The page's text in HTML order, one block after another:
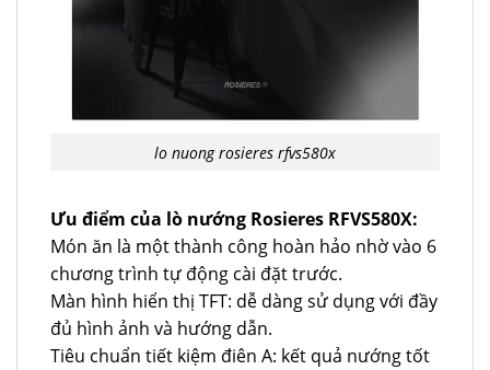
lo nuong rosieres rfvs580x
Ưu điểm của lò nướng Rosieres RFVS580X:
Món ăn là một thành công hoàn hảo nhờ vào 6
chương trình tự động cài đặt trước.
Màn hình hiển thị TFT: dễ dàng sử dụng với đầy
đủ hình ảnh và hướng dẫn.
Tiêu chuẩn tiết kiệm điên A: kết quả nướng tốt